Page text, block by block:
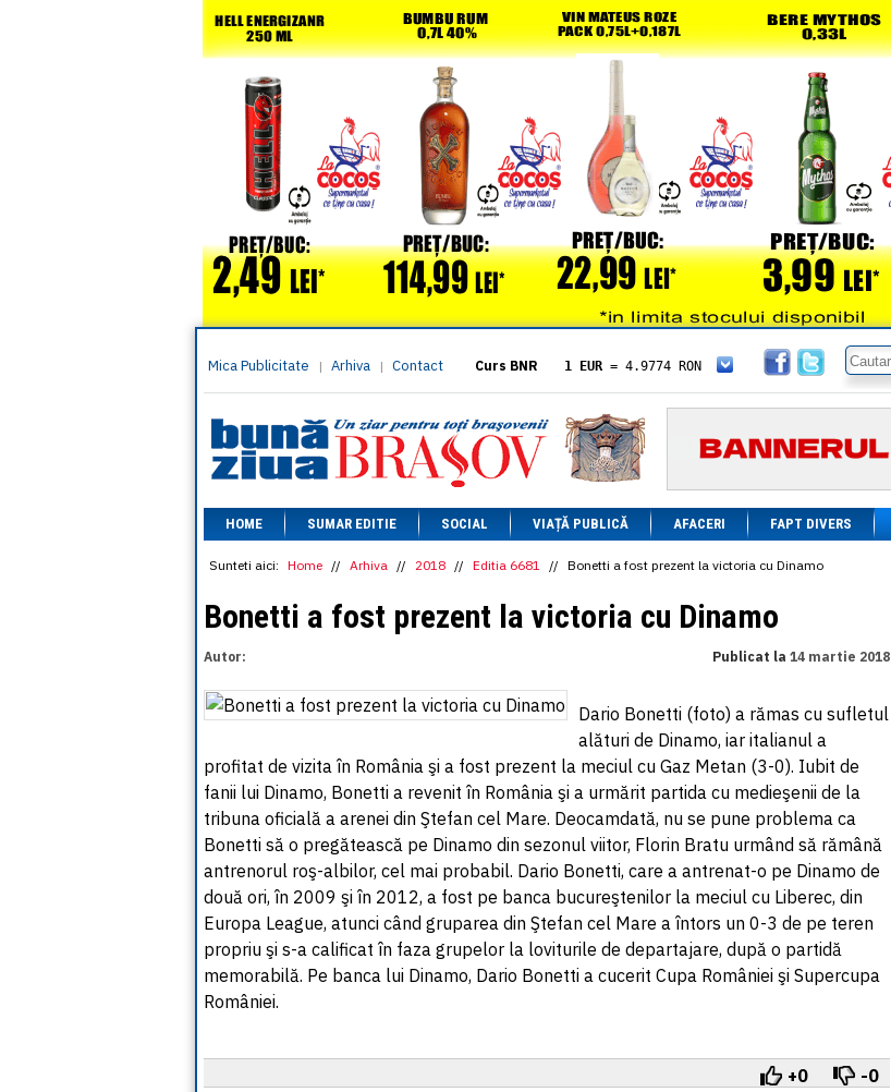
Mica Publicitate | Arhiva | Contact Curs BNR 1 EUR = 4.9774 RON
= 5.8304 RON
1 XAU= 464.4611 RON
1 AED= 1.1933 RON
1 AUD= 2.7957 RON
1 BGN= 2.5449 RON
1 CAD= 3.1559 RON
1 CHF= 5.2813 RON
1 CNY= 0.6015 RON
= 0.6668 RON
1 EGP = 0.0860 RON
1 MDL= 0.2538 RON
1 MXN = 0.2227 RON
1 NOK
= 0.4191 RON
1 PLN = 1.1646 RON
1 RSD= 0.0425 RON
1 RUB= 0.0530 RON
= 0.4526 RON
1 TRY= 0.1141 RON
1 UAH= 0.1048 RON
= 5.9383 RON
HOME SUMAR EDITIE SOCIAL VIAȚĂ PUBLICĂ AFACERI FAPT DIVERS
Sunteti aici: Home // Arhiva // 2018 // Editia 6681 // Bonetti a fost prezent la victoria cu Dinamo
Bonetti a fost prezent la victoria cu Dinamo
Autor: Publicat la 14 martie 2018
Dario Bonetti (foto) a rămas cu sufletul
alături de Dinamo, iar italianul a
profitat de vizita în România şi a fost prezent la meciul cu Gaz Metan (3-0). Iubit de
fanii lui Dinamo, Bonetti a revenit în România şi a urmărit partida cu medieşenii de la
tribuna oficială a arenei din Ştefan cel Mare. Deocamdată, nu se pune problema ca
Bonetti să o pregătească pe Dinamo din sezonul viitor, Florin Bratu urmând să rămână
antrenorul roş-albilor, cel mai probabil. Dario Bonetti, care a antrenat-o pe Dinamo de
două ori, în 2009 şi în 2012, a fost pe banca bucureştenilor la meciul cu Liberec, din
Europa League, atunci când gruparea din Ştefan cel Mare a întors un 0-3 de pe teren
propriu şi s-a calificat în faza grupelor la loviturile de departajare, după o partidă
memorabilă. Pe banca lui Dinamo, Dario Bonetti a cucerit Cupa României şi Supercupa
României.
+0 -0